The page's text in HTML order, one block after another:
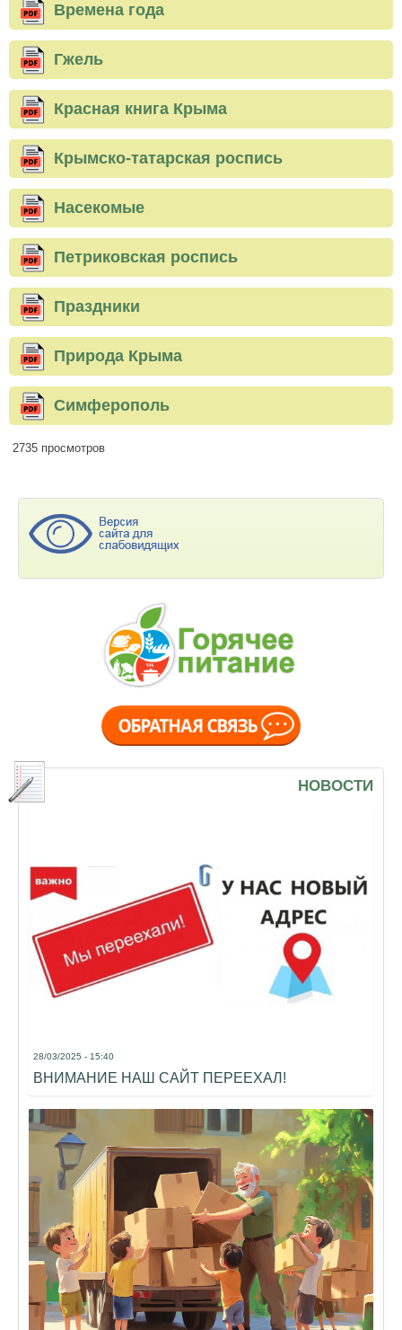
Времена года
Гжель
Красная книга Крыма
Крымско-татарская роспись
Насекомые
Петриковская роспись
Праздники
Природа Крыма
Симферополь
2735 просмотров
НОВОСТИ
28/03/2025 - 15:40
ВНИМАНИЕ НАШ САЙТ ПЕРЕЕХАЛ!